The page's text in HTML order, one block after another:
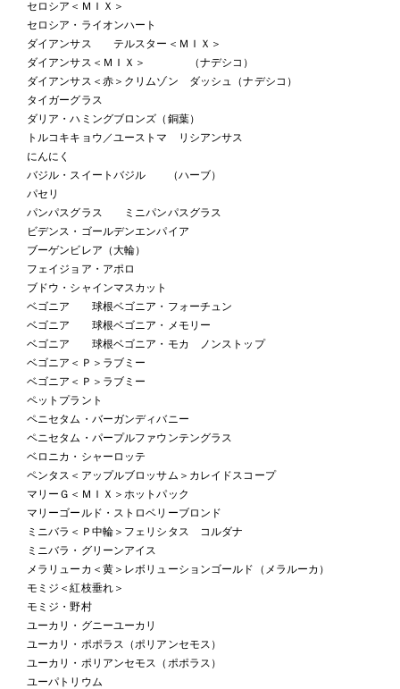
セロシア＜ＭＩＸ＞
セロシア・ライオンハート
ダイアンサス テルスター＜ＭＩＸ＞
ダイアンサス＜ＭＩＸ＞ （ナデシコ）
ダイアンサス＜赤＞クリムゾン ダッシュ（ナデシコ）
タイガーグラス
ダリア・ハミングブロンズ（銅葉）
トルコキキョウ／ユーストマ リシアンサス
にんにく
バジル・スイートバジル （ハーブ）
パセリ
パンパスグラス ミニパンパスグラス
ビデンス・ゴールデンエンパイア
ブーゲンビレア（大輪）
フェイジョア・アポロ
ブドウ・シャインマスカット
ベゴニア 球根ベゴニア・フォーチュン
ベゴニア 球根ベゴニア・メモリー
ベゴニア 球根ベゴニア・モカ ノンストップ
ベゴニア＜Ｐ＞ラブミー
ベゴニア＜Ｐ＞ラブミー
ペットプラント
ペニセタム・バーガンディバニー
ペニセタム・パープルファウンテングラス
ベロニカ・シャーロッテ
ペンタス＜アップルブロッサム＞カレイドスコープ
マリーＧ＜ＭＩＸ＞ホットパック
マリーゴールド・ストロベリーブロンド
ミニバラ＜Ｐ中輪＞フェリシタス コルダナ
ミニバラ・グリーンアイス
メラリューカ＜黄＞レボリューションゴールド（メラルーカ）
モミジ＜紅枝垂れ＞
モミジ・野村
ユーカリ・グニーユーカリ
ユーカリ・ポポラス（ポリアンセモス）
ユーカリ・ポリアンセモス（ポポラス）
ユーパトリウム